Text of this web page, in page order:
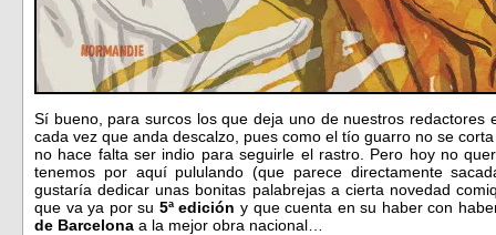
Sí bueno, para surcos los que deja uno de nuestros
cada vez que anda descalzo, pues como el tío guarro no se
no hace falta ser indio para seguirle el rastro. Pero hoy no
tenemos por aquí pululando (que parece directamente
gustaría dedicar unas bonitas palabrejas a cierta novedad
que va ya por su 5ª edición y que cuenta en su haber con
de Barcelona a la mejor obra nacional…